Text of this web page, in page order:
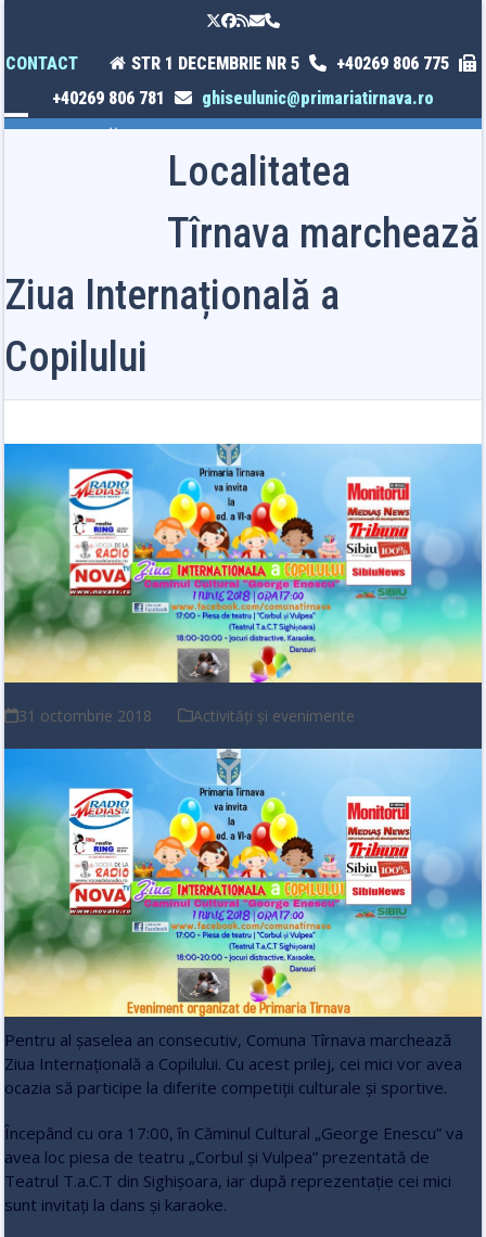
content
Twitter
Facebook
RSSEmailPhone
CONTACT
STR 1 DECEMBRIE NR 5
+40269 806 775
+40269 806 781
ghiseulunic@primariatirnava.ro
Open
Close
Localitatea
Tîrnava marchează
Ziua Internațională a
Copilului
31 octombrie 2018 Activități și evenimente
Pentru al șaselea an consecutiv, Comuna Tîrnava marchează
Ziua Internațională a Copilului. Cu acest prilej, cei mici vor avea
ocazia să participe la diferite competiții culturale și sportive.
Începând cu ora 17:00, în Căminul Cultural „George Enescu” va
avea loc piesa de teatru „Corbul și Vulpea” prezentată de
Teatrul T.a.C.T din Sighișoara, iar după reprezentație cei mici
sunt invitați la dans și karaoke.